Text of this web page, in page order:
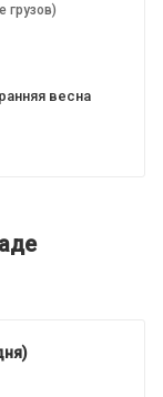
грузов)
весна